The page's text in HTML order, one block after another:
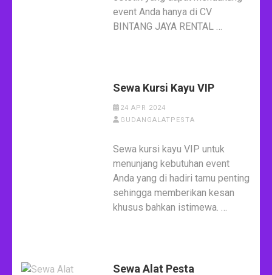
event Anda hanya di CV
BINTANG JAYA RENTAL …
Sewa Kursi Kayu VIP
24 APR 2024
GUDANGALATPESTA
Sewa kursi kayu VIP untuk
menunjang kebutuhan event
Anda yang di hadiri tamu penting
sehingga memberikan kesan
khusus bahkan istimewa. …
Sewa Alat Pesta